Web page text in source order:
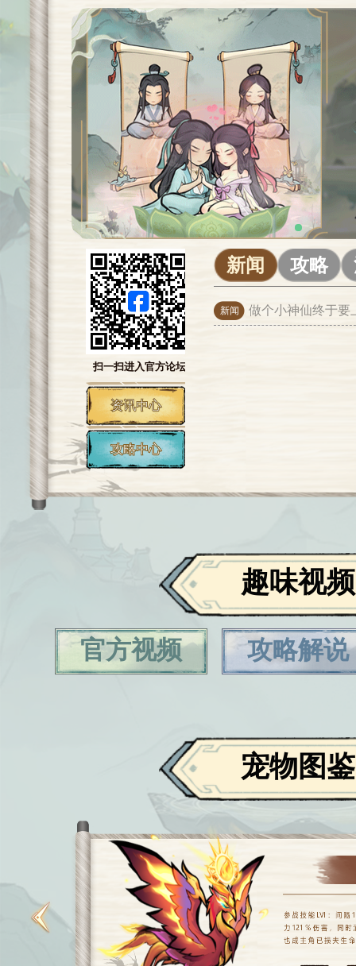
扫一扫进入官方论坛
资讯中心
攻略中心
新闻 攻略
新闻 做个小神仙终于要
趣味视频
官方视频 攻略解说
宠物图鉴